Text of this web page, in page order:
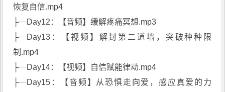
恢复自信.mp4
├┈Day12：【音频】缓解疼痛冥想.mp3
├┈Day13：【视频】解封第二道墙，突破种种限
制.mp4
├┈Day14：【视频】自信赋能律动.mp4
├┈Day15：【音频】从恐惧走向爱，感应真爱的力